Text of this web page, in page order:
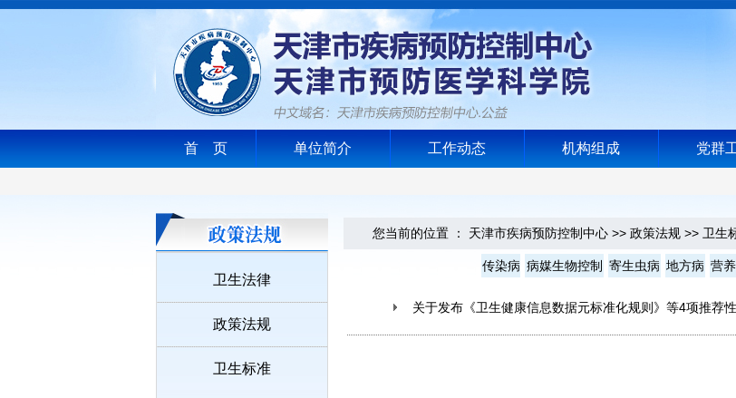
首 页 单位简介 工作动态 机构组成 党群
卫生法律
政策法规
卫生标准
您当前的位置 ： 天津市疾病预防控制中心 >> 政策法规 >> 卫生
传染病 病媒生物控制 寄生虫病 地方病 营养
关于发布《卫生健康信息数据元标准化规则》等4项推荐